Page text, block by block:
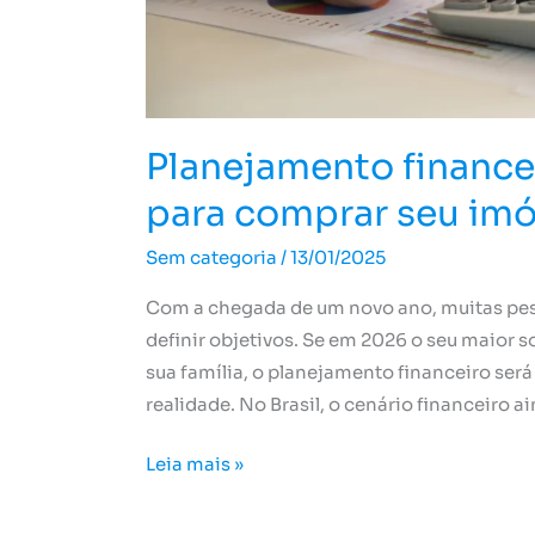
Planejamento
para comprar seu
Sem categoria /13/01/2025
Com a chegada de um novo ano, muitas
definir objetivos. Se em 2026 o seu maior
sua família, o planejamento financeiro
realidade. No Brasil, o cenário financeiro
Leia mais »